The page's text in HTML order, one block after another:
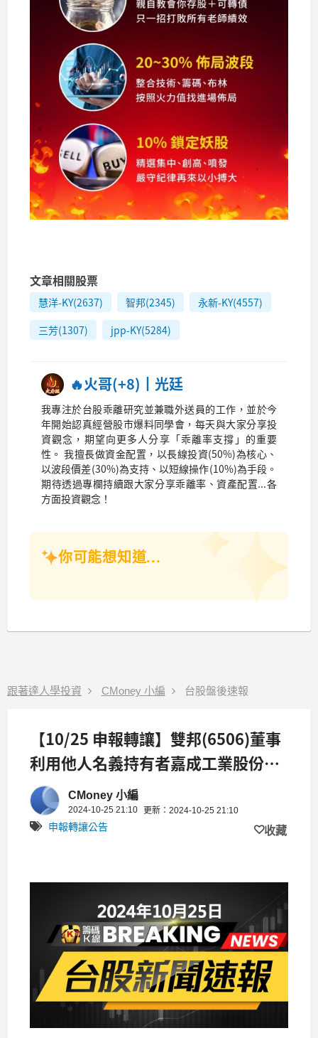
文章相關股票
慧洋-KY(2637) 智邦(2345)
永新-KY(4557)
三芳(1307)
jpp-KY(5284)
🔥火哥(+8)┃光廷
我專注於台股乖離研究並兼職外送員的工作，並於今
年開始認真經營股市爆料同學會，每天與大家分享投
資觀念，期望向更多人分享「乖離率支撐」的重要
性。 我擅長做資金配置，以長線投資(50%)為核心、
以波段價差(30%)為支持、以短線操作(10%)為手段。
期待透過專欄持續跟大家分享乖離率、資產配置...各
方面投資觀念！
你可能想知道...
跟著達人學投資 CMoney 小編 台股盤後速報
【10/25 申報轉讓】雙邦(6506)董事
利用他人名義持有者嘉成工業股份有
限公司將於10/28申報轉讓雙邦股票
227張
CMoney 小編
2024-10-25 21:10 更新：2024-10-25 21:10
申報轉讓公告 收藏